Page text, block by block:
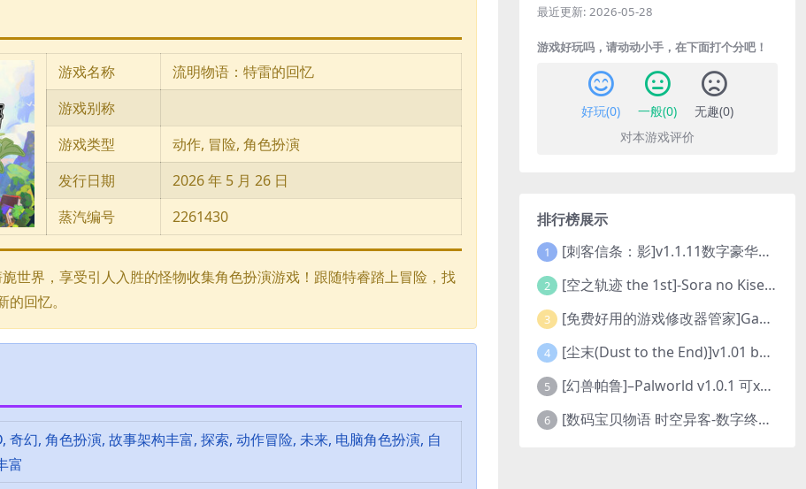
游戏名称
流明物语：特雷的回忆
游戏别称
游戏类型
动作, 冒险, 角色扮演
发行日期
2026 年 5 月 26 日
蒸汽编号
2261430
世界，享受引人入胜的怪物收集角色扮演游戏！跟随特睿踏上冒险，找
回忆。
幻, 角色扮演, 故事架构丰富, 探索, 动作冒险, 未来, 电脑角色扮演, 自
富
最近更新: 2026-05-28
游戏好玩吗，请动动小手，在下面打个分吧！
好玩(0) 一般(0) 无趣(0)
对本游戏评价
排行榜展示
1 [刺客信条：影]v1.1.11数字豪华版全DLC
2 [空之轨迹 the 1st]-Sora no Kiseki the 1st-更新至v1.06.4-全DLC
3 [免费好用的游戏修改器管家]Game Cheats Manager
4 [尘末(Dust to the End)]v1.01 build9321107
5 [幻兽帕鲁]–Palworld v1.0.1 可xbox联机
6 [数码宝贝物语 时空异客-数字终极版]- Digimon Story Time Stranger-Build.23514637